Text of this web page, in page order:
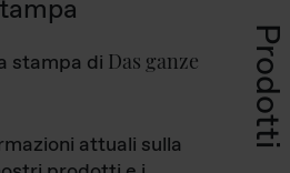
Prodotti
stampa di Das ganze
attuali sulla